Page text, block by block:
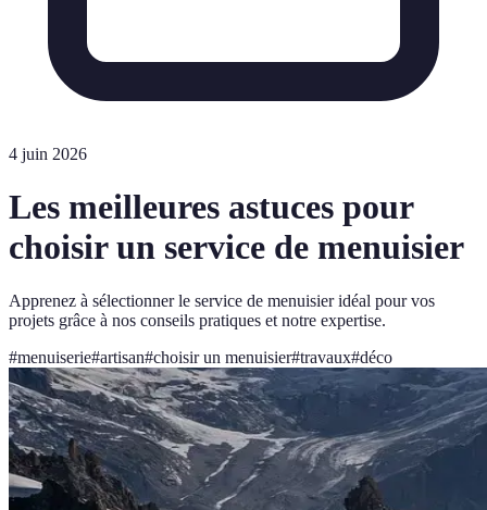
4 juin 2026
Les meilleures astuces pour
choisir un service de menuisier
Apprenez à sélectionner le service de menuisier idéal pour vos
projets grâce à nos conseils pratiques et notre expertise.
#menuiserie#artisan#choisir un menuisier#travaux#déco